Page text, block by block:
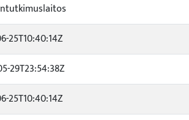
25T10:40:14Z
29T23:54:38Z
25T10:40:14Z